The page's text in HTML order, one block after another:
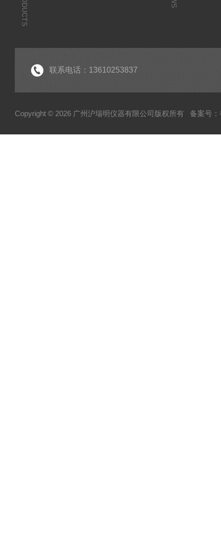
联系电话：13610253837
Copyright © 2026 广州沪瑞明仪器有限公司版权所有 备案号